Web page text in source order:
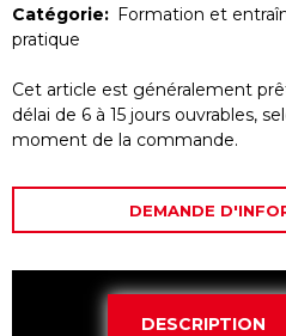
Catégorie: Formation et
pratique
Cet article est généralement
délai de 6 à 15 jours ouvrables,
moment de la commande.
DEMANDE
DESCRIPTION